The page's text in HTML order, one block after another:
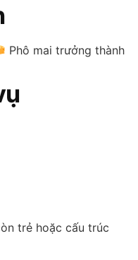
Phô mai trưởng thành
trẻ hoặc cấu trúc